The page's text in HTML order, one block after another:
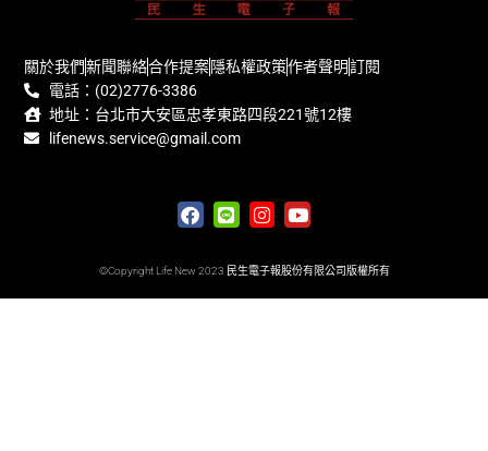
關於我們新聞聯絡合作提案隱私權政策作者聲明訂閱
電話：(02)2776-3386
地址：台北市大安區忠孝東路四段221號12樓
lifenews.service@gmail.com
©Copyright Life New 2023 民生電子報股份有限公司版權所有